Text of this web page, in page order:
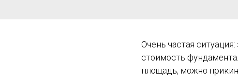
Очень частая
стоимость
площадь, можно